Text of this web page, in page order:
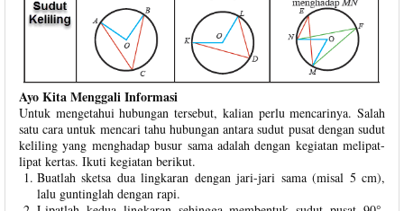
Ayo Kita Menggali Informasi
Untuk mengetahui hubungan tersebut, kalian perlu mencarinya. Salah
satu cara untuk mencari tahu hubungan antara sudut pusat dengan sudut
keliling yang menghadap busur sama adalah dengan kegiatan melipat-
lipat kertas. Ikuti kegiatan berikut.
Buatlah sketsa dua lingkaran dengan jari-jari sama (misal 5 cm),
lalu guntinglah dengan rapi.